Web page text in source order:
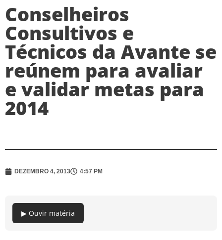
Conselheiros
Consultivos e
Técnicos da Avante se
reúnem para avaliar
e validar metas para
2014
DEZEMBRO 4, 2013 4:57 PM
▶ Ouvir matéria